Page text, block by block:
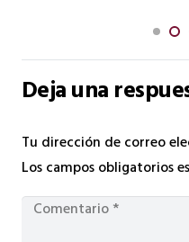
Deja una
Tu dirección de correo
Los campos obligatorios